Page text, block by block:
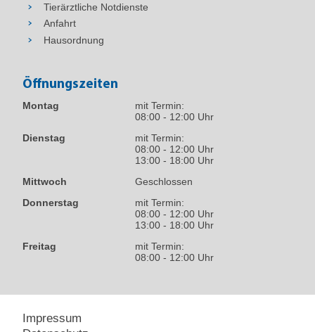
Tierärztliche Notdienste
Anfahrt
Hausordnung
Öffnungszeiten
Montag
mit Termin:
08:00 - 12:00 Uhr
Dienstag
mit Termin:
08:00 - 12:00 Uhr
13:00 - 18:00 Uhr
Mittwoch
Geschlossen
Donnerstag
mit Termin:
08:00 - 12:00 Uhr
13:00 - 18:00 Uhr
Freitag
mit Termin:
08:00 - 12:00 Uhr
Impressum